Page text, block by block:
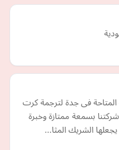
فى جدة لترجمة كرت
بسمعة ممتازة وخبرة
الشريك المثا…